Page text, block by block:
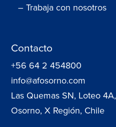
– Trabaja con nosotros
Contacto
+56 64 2 454800
info@afosorno.com
Las Quemas SN, Loteo 4A,
Osorno, X Región, Chile